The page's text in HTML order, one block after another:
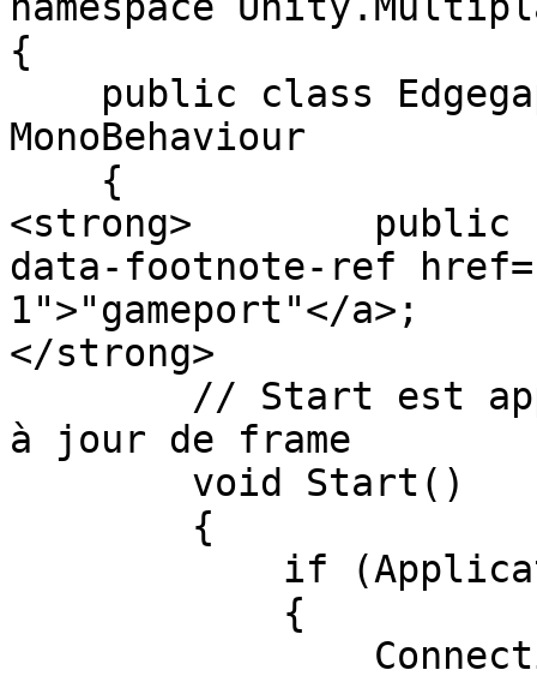
{
MonoBehaviour
<strong>        public
data-footnote-ref
1">"gameport"</a>;
</strong>
à jour de frame